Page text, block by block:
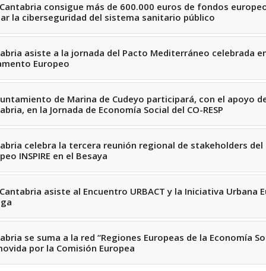
Cantabria consigue más de 600.000 euros de fondos
la ciberseguridad del sistema sanitario público
asiste a la jornada del Pacto Mediterráneo celebrada
Europeo
de Marina de Cudeyo participará, con el apoyo
en la Jornada de Economía Social del CO-RESP
celebra la tercera reunión regional de stakeholders
INSPIRE en el Besaya
asiste al Encuentro URBACT y la Iniciativa Urbana
se suma a la red “Regiones Europeas de la Economía
por la Comisión Europea